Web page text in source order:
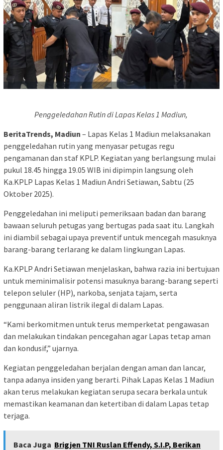
Penggeledahan Rutin di Lapas Kelas 1 Madiun,
BeritaTrends, Madiun – Lapas Kelas 1 Madiun melaksanakan
penggeledahan rutin yang menyasar petugas regu
pengamanan dan staf KPLP. Kegiatan yang berlangsung mulai
pukul 18.45 hingga 19.05 WIB ini dipimpin langsung oleh
Ka.KPLP Lapas Kelas 1 Madiun Andri Setiawan, Sabtu (25
Oktober 2025).
Penggeledahan ini meliputi pemeriksaan badan dan barang
bawaan seluruh petugas yang bertugas pada saat itu. Langkah
ini diambil sebagai upaya preventif untuk mencegah masuknya
barang-barang terlarang ke dalam lingkungan Lapas.
Ka.KPLP Andri Setiawan menjelaskan, bahwa razia ini bertujuan
untuk meminimalisir potensi masuknya barang-barang seperti
telepon seluler (HP), narkoba, senjata tajam, serta
penggunaan aliran listrik ilegal di dalam Lapas.
“Kami berkomitmen untuk terus memperketat pengawasan
dan melakukan tindakan pencegahan agar Lapas tetap aman
dan kondusif,” ujarnya.
Kegiatan penggeledahan berjalan dengan aman dan lancar,
tanpa adanya insiden yang berarti. Pihak Lapas Kelas 1 Madiun
akan terus melakukan kegiatan serupa secara berkala untuk
memastikan keamanan dan ketertiban di dalam Lapas tetap
terjaga.
Baca Juga Brigjen TNI Ruslan Effendy, S.I.P, Berikan